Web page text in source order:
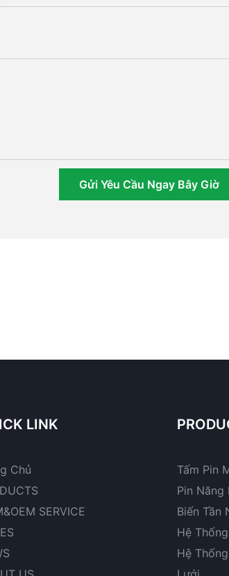
Gửi Yêu Cầu Ngay Bây Giờ
LINK
Chủ
SERVICE
Tấm Pin
Pin Năng
Biến Tần
Hệ
Hệ